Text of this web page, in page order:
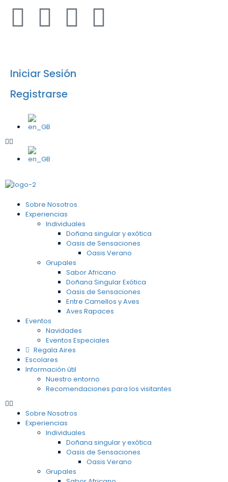
Iniciar Sesión
Registrarse
Sobre Nosotros
Experiencias
Individuales
Doñana singular y exótica
Oasis de Sensaciones
Oasis Verano
Grupales
Sabor Africano
Doñana Singular Exótica
Oasis de Sensaciones
Entre Camellos y Aves
Aves Rapaces
Eventos
Navidades
Eventos Especiales
Regala Aires
Escolares
Información útil
Nuestro entorno
Recomendaciones para los visitantes
Sobre Nosotros
Experiencias
Individuales
Doñana singular y exótica
Oasis de Sensaciones
Oasis Verano
Grupales